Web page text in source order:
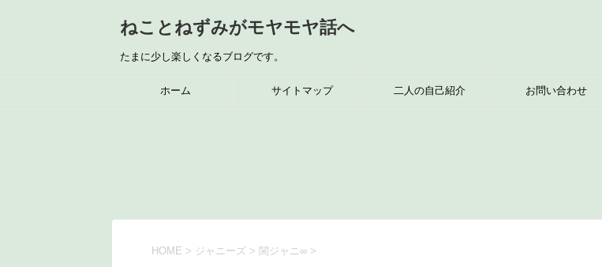
ねことねずみがモヤモヤ話へ
たまに少し楽しくなるブログです。
ホーム サイトマップ 二人の自己紹介 お問い合わせ
HOME > ジャニーズ > 関ジャニ∞ >